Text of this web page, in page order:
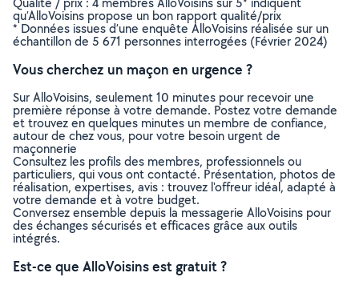
qu’AlloVoisins propose un bon rapport qualité/prix
* Données issues d’une enquête AlloVoisins réalisée sur un
échantillon de 5 671 personnes interrogées (Février 2024)
Vous cherchez un maçon en urgence ?
Sur AlloVoisins, seulement 10 minutes pour recevoir une
première réponse à votre demande. Postez votre demande
et trouvez en quelques minutes un membre de confiance,
autour de chez vous, pour votre besoin urgent de
maçonnerie
Consultez les profils des membres, professionnels ou
particuliers, qui vous ont contacté. Présentation, photos de
réalisation, expertises, avis : trouvez l'offreur idéal, adapté à
votre demande et à votre budget.
Conversez ensemble depuis la messagerie AlloVoisins pour
des échanges sécurisés et efficaces grâce aux outils
intégrés.
Est-ce que AlloVoisins est gratuit ?